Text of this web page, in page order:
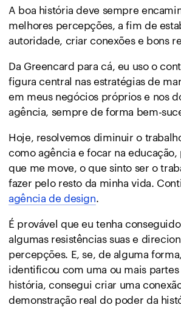
A boa história deve sempre
melhores percepções, a fim de
autoridade, criar conexões e bons
Da Greencard para cá, eu uso o
figura central nas estratégias de
em meus negócios próprios e nos
agência, sempre de forma bem-
Hoje, resolvemos diminuir o
como agência e focar na
que me move, o que sinto ser o
fazer pelo resto da minha vida.
agência de design.
É provável que eu tenha
algumas resistências suas e
percepções. E, se, de alguma
identificou com uma ou mais
história, consegui criar uma
demonstração real do poder da